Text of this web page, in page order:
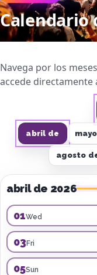
Calendario
Navega por los
accede directamente
abril de
agosto
abril de 2026
01Wed
03Fri
05Sun